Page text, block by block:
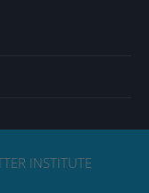
INSTITUTE